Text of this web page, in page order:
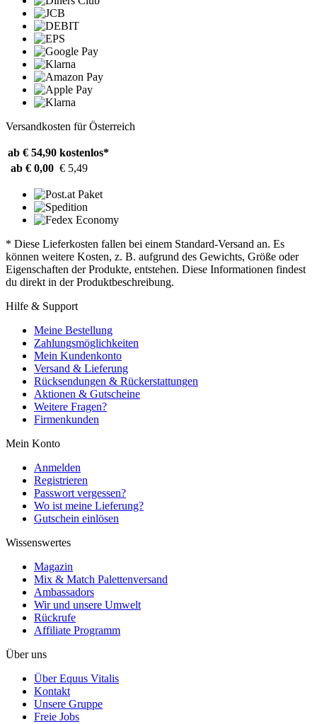
Versandkosten für Österreich
ab € 54,90 kostenlos*
ab € 0,00 € 5,49
* Diese Lieferkosten fallen bei einem Standard-Versand an. Es
können weitere Kosten, z. B. aufgrund des Gewichts, Größe oder
Eigenschaften der Produkte, entstehen. Diese Informationen findest
du direkt in der Produktbeschreibung.
Hilfe & Support
Meine Bestellung
Zahlungsmöglichkeiten
Mein Kundenkonto
Versand & Lieferung
Rücksendungen & Rückerstattungen
Aktionen & Gutscheine
Weitere Fragen?
Firmenkunden
Mein Konto
Anmelden
Registrieren
Passwort vergessen?
Wo ist meine Lieferung?
Gutschein einlösen
Wissenswertes
Magazin
Mix & Match Palettenversand
Ambassadors
Wir und unsere Umwelt
Rückrufe
Affiliate Programm
Über uns
Über Equus Vitalis
Kontakt
Unsere Gruppe
Freie Jobs